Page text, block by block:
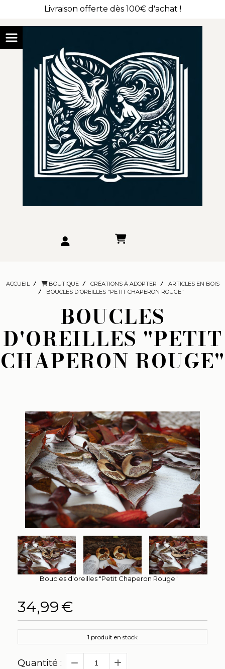
Livraison offerte dès 100€ d'achat !
ACCUEIL BOUTIQUE CRÉATIONS À ADOPTER
ARTICLES EN BOIS
BOUCLES D'OREILLES "PETIT CHAPERON ROUGE"
BOUCLES
D'OREILLES "PETIT
CHAPERON ROUGE"
Boucles d'oreilles "Petit Chaperon Rouge"
34,99€
1 produit en stock
Quantité :